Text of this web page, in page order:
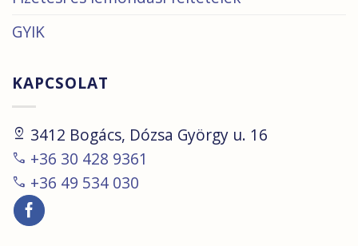
GYIK
KAPCSOLAT
pin_drop 3412 Bogács, Dózsa György u. 16
call +36 30 428 9361
call +36 49 534 030